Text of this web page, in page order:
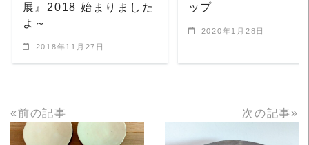
展』2018 始まりました
よ～
2018年11月27日
ップ
2020年1月28日
«前の記事 次の記事»